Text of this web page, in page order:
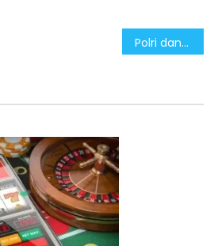
Polri dan BNN Terus Ungkap Jaringan Pengedar Narkoba Internasional